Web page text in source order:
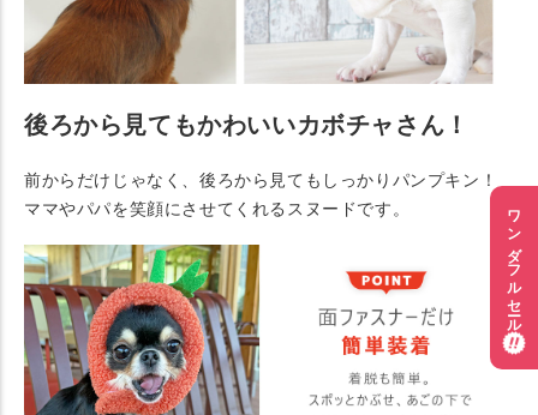
後ろから見てもかわいいカボチャさん！
前からだけじゃなく、後ろから見てもしっかりパンプキン！
ママやパパを笑顔にさせてくれるスヌードです。
ワンダフルセール